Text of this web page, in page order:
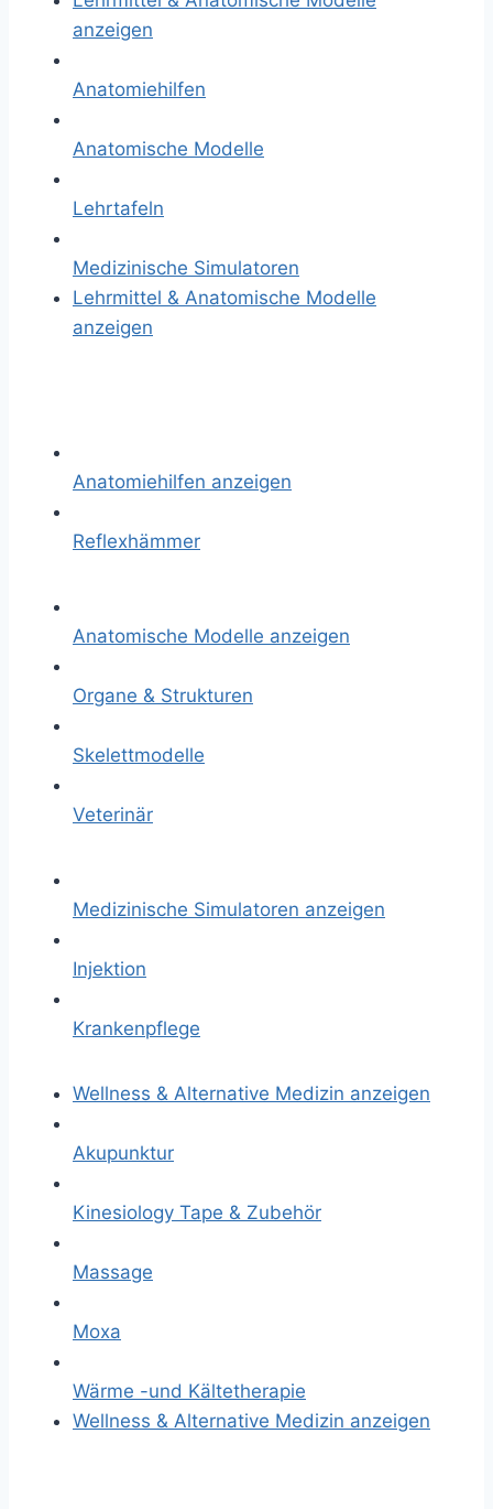
anzeigen
Anatomiehilfen
Anatomische Modelle
Lehrtafeln
Medizinische Simulatoren
Lehrmittel & Anatomische Modelle
anzeigen
Anatomiehilfen anzeigen
Reflexhämmer
Anatomische Modelle anzeigen
Organe & Strukturen
Skelettmodelle
Veterinär
Medizinische Simulatoren anzeigen
Injektion
Krankenpflege
Wellness & Alternative Medizin anzeigen
Akupunktur
Kinesiology Tape & Zubehör
Massage
Moxa
Wärme -und Kältetherapie
Wellness & Alternative Medizin anzeigen